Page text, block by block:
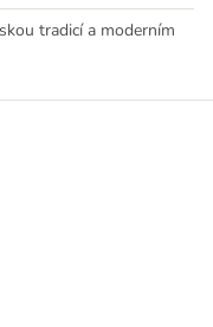
tradicí a moderním